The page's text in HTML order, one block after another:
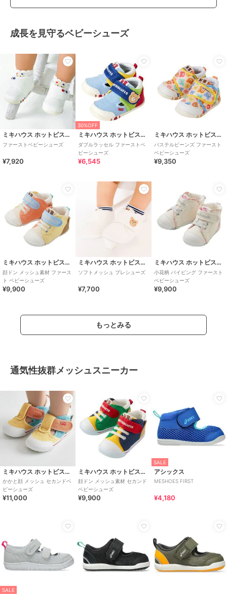
成長を見守るベビーシューズ
ミキハウス ホットビスケッツ
ファーストベビーシューズ
¥7,920
30%OFF
ミキハウス ホットビスケッツ
ダブルラッセル ファーストベ
ビーシューズ
¥6,545
ミキハウス ホットビスケッツ
パステルビーンズ ファースト
ベビーシューズ
¥9,350
ミキハウス ホットビスケッツ
顔ドン メッシュ素材 ファース
ト ベビーシューズ
¥9,900
ミキハウス ホットビスケッツ
ソフトメッシュ プレシューズ
¥7,700
ミキハウス ホットビスケッツ
小花柄 パイピング ファースト
ベビーシューズ
¥9,900
もっとみる
通気性抜群メッシュスニーカー
ミキハウス ホットビスケッツ
かかと顔 メッシュ セカンドベ
ビーシューズ
¥11,000
ミキハウス ホットビスケッツ
顔ドン メッシュ素材 セカンド
ベビーシューズ
¥9,900
SALE
アシックス
MESHOES FIRST
¥4,180
SALE